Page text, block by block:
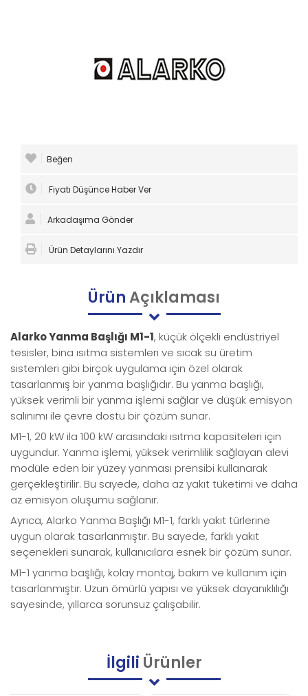
Beğen
Fiyatı Düşünce Haber Ver
Arkadaşıma Gönder
Ürün Detaylarını Yazdır
ÜrünAçıklaması
Alarko Yanma Başlığı M1-1, küçük ölçekli endüstriyel
tesisler, bina ısıtma sistemleri ve sıcak su üretim
sistemleri gibi birçok uygulama için özel olarak
tasarlanmış bir yanma başlığıdır. Bu yanma başlığı,
yüksek verimli bir yanma işlemi sağlar ve düşük emisyon
salınımı ile çevre dostu bir çözüm sunar.
M1-1, 20 kW ila 100 kW arasındaki ısıtma kapasiteleri için
uygundur. Yanma işlemi, yüksek verimlilik sağlayan alevi
modüle eden bir yüzey yanması prensibi kullanarak
gerçekleştirilir. Bu sayede, daha az yakıt tüketimi ve daha
az emisyon oluşumu sağlanır.
Ayrıca, Alarko Yanma Başlığı M1-1, farklı yakıt türlerine
uygun olarak tasarlanmıştır. Bu sayede, farklı yakıt
seçenekleri sunarak, kullanıcılara esnek bir çözüm sunar.
M1-1 yanma başlığı, kolay montaj, bakım ve kullanım için
tasarlanmıştır. Uzun ömürlü yapısı ve yüksek dayanıklılığı
sayesinde, yıllarca sorunsuz çalışabilir.
İlgili Ürünler